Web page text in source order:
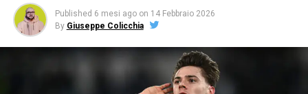
Published 6 mesi ago on 14 Febbraio 2026
By Giuseppe Colicchia